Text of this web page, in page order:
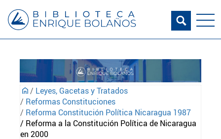
/ Leyes, Gacetas y Tratados
/ Reformas Constituciones
/ Reforma Constitución Política Nicaragua 1987
/ Reforma a la Constitución Política de Nicaragua
en 2000